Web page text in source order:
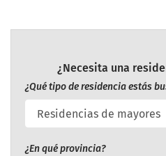
¿Necesita una
¿Qué tipo de residencia estás
¿En qué provincia?